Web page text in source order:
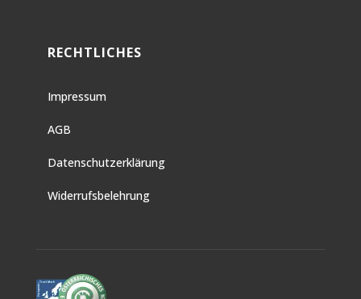
RECHTLICHES
Impressum
AGB
Datenschutzerklärung
Widerrufsbelehrung